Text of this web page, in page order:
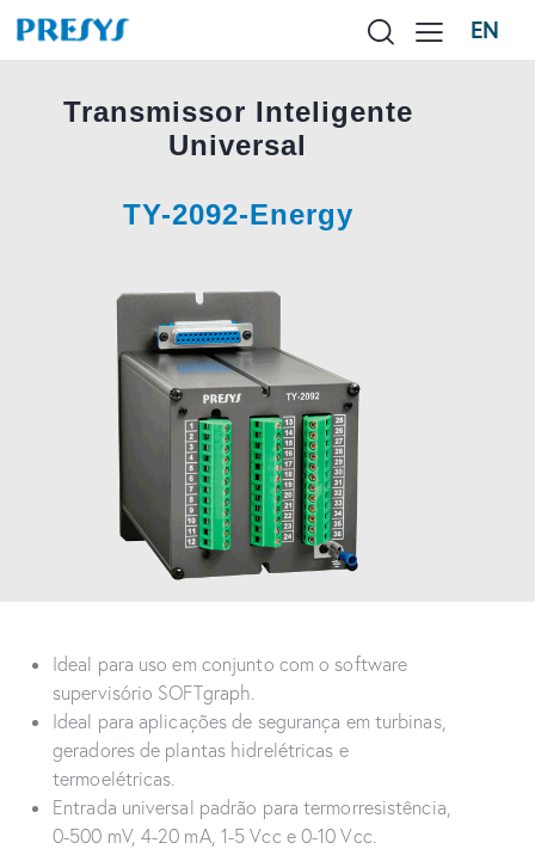
EN
Transmissor Inteligente
Universal
TY-2092-Energy
Ideal para uso em conjunto com o software
supervisório SOFTgraph.
Ideal para aplicações de segurança em turbinas,
geradores de plantas hidrelétricas e
termoelétricas.
Entrada universal padrão para termorresistência,
0-500 mV, 4-20 mA, 1-5 Vcc e 0-10 Vcc.